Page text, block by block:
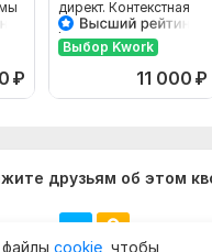
₽
директ. Контекстная
реклама.
Сопровождение
кампаний
Выбор Kwork
11 000 ₽
друзьям об этом
cookie , чтобы